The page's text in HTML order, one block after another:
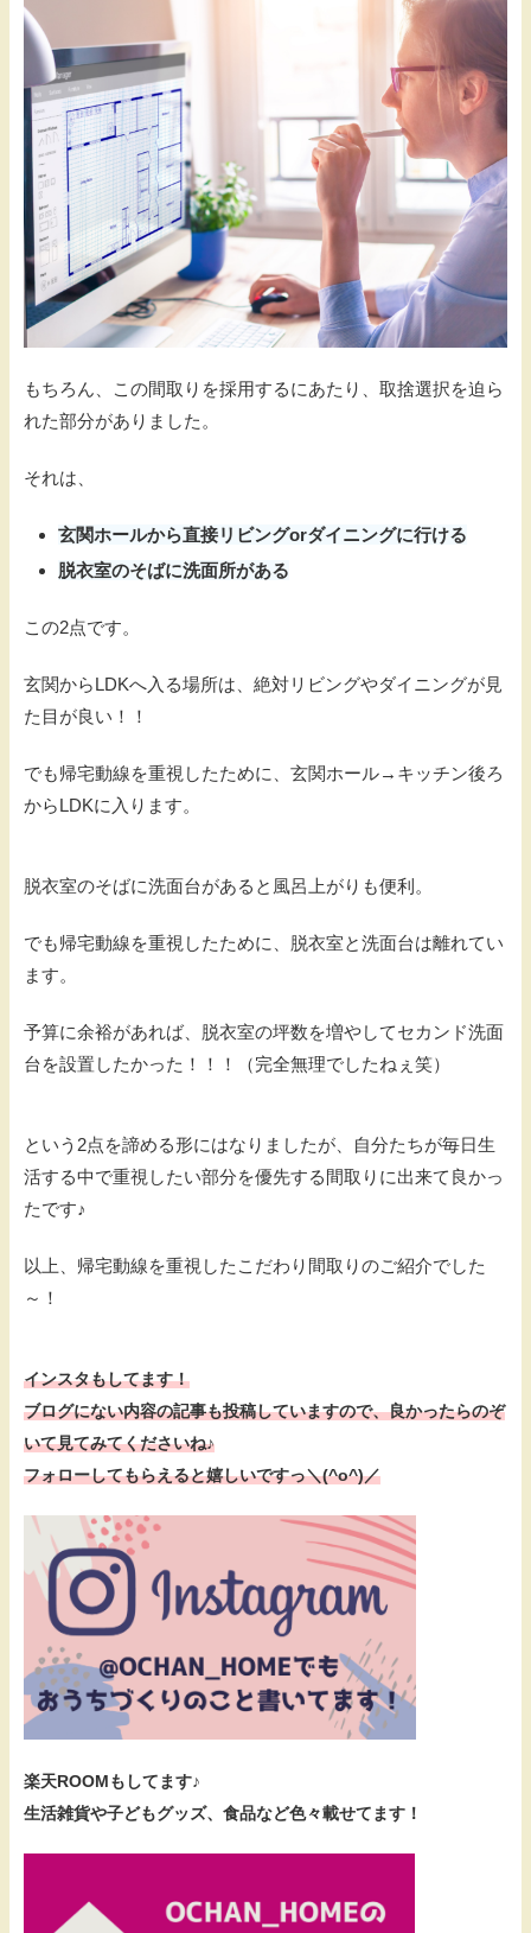
もちろん、この間取りを採用するにあたり、取捨選択を迫ら
れた部分がありました。
それは、
玄関ホールから直接リビングorダイニングに行ける
脱衣室のそばに洗面所がある
この2点です。
玄関からLDKへ入る場所は、絶対リビングやダイニングが見
た目が良い！！
でも帰宅動線を重視したために、玄関ホール→キッチン後ろ
からLDKに入ります。
脱衣室のそばに洗面台があると風呂上がりも便利。
でも帰宅動線を重視したために、脱衣室と洗面台は離れてい
ます。
予算に余裕があれば、脱衣室の坪数を増やしてセカンド洗面
台を設置したかった！！！（完全無理でしたねぇ笑）
という2点を諦める形にはなりましたが、自分たちが毎日生
活する中で重視したい部分を優先する間取りに出来て良かっ
たです♪
以上、帰宅動線を重視したこだわり間取りのご紹介でした
～！
インスタもしてます！
ブログにない内容の記事も投稿していますので、良かったらのぞ
いて見てみてくださいね♪
フォローしてもらえると嬉しいですっ＼(^o^)／
楽天ROOMもしてます♪
生活雑貨や子どもグッズ、食品など色々載せてます！